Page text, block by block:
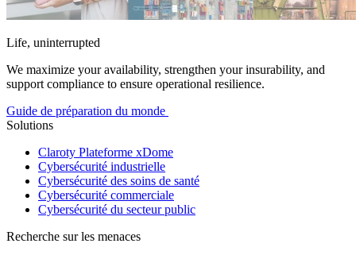
Life, uninterrupted
We maximize your availability, strengthen your insurability, and
support compliance to ensure operational resilience.
Guide de préparation du monde
Solutions
Claroty Plateforme xDome
Cybersécurité industrielle
Cybersécurité des soins de santé
Cybersécurité commerciale
Cybersécurité du secteur public
Recherche sur les menaces